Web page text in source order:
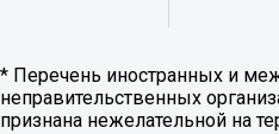
* Перечень иностранных и
неправительственных
признана нежелательной на